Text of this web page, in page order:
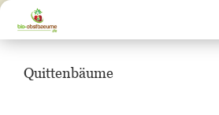
Quittenbäume